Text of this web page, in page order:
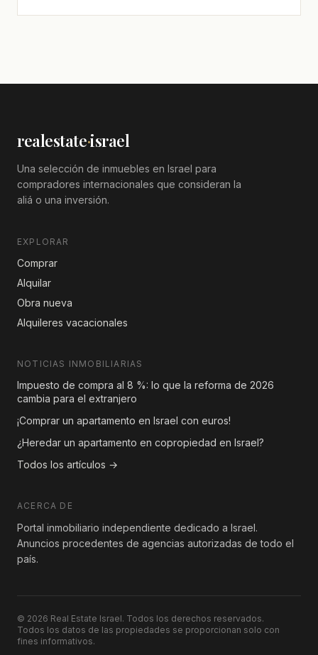
realestate·israel
Una selección de inmuebles en Israel para
compradores internacionales que consideran la
aliá o una inversión.
EXPLORAR
Comprar
Alquilar
Obra nueva
Alquileres vacacionales
NOTICIAS INMOBILIARIAS
Impuesto de compra al 8 %: lo que la reforma de 2026
cambia para el extranjero
¡Comprar un apartamento en Israel con euros!
¿Heredar un apartamento en copropiedad en Israel?
Todos los artículos →
ACERCA DE
Portal inmobiliario independiente dedicado a Israel.
Anuncios procedentes de agencias autorizadas de todo el
país.
© 2026 Real Estate Israel. Todos los derechos reservados.
Todos los datos de las propiedades se proporcionan solo con
fines informativos.